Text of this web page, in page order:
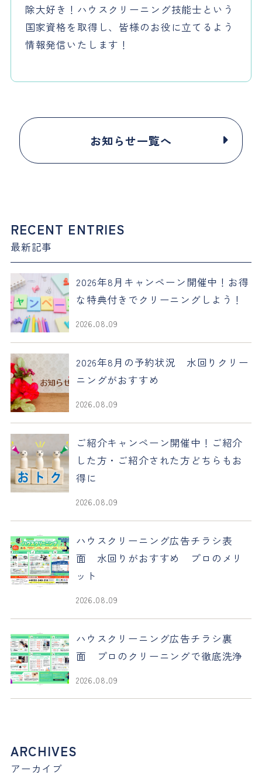
除大好き！ハウスクリーニング技能士という
国家資格を取得し、皆様のお役に立てるよう
情報発信いたします！
お知らせ一覧へ
RECENT ENTRIES
最新記事
2026年8月キャンペーン開催中！お得
な特典付きでクリーニングしよう！
2026.08.09
2026年8月の予約状況 水回りクリー
ニングがおすすめ
2026.08.09
ご紹介キャンペーン開催中！ご紹介
した方・ご紹介された方どちらもお
得に
2026.08.09
ハウスクリーニング広告チラシ表
面 水回りがおすすめ プロのメリ
ット
2026.08.09
ハウスクリーニング広告チラシ裏
面 プロのクリーニングで徹底洗浄
2026.08.09
ARCHIVES
アーカイブ